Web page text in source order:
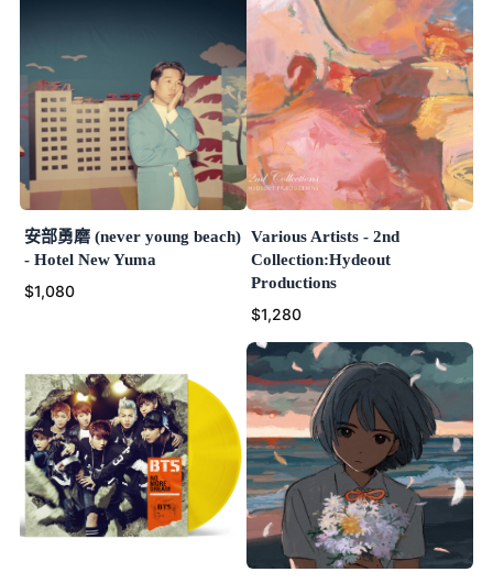
安部勇磨 (never young beach)
- Hotel New Yuma
$1,080
Various Artists - 2nd
Collection:Hydeout
Productions
$1,280